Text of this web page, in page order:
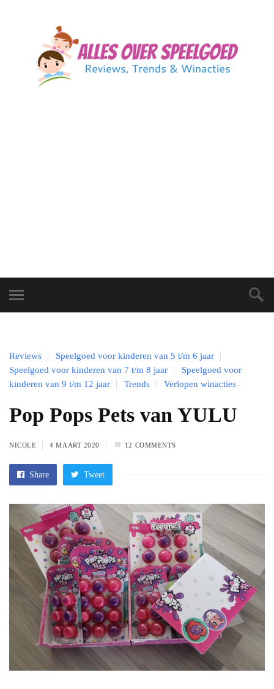
Reviews
Speelgoed voor kinderen van 5 t/m 6 jaar
Speelgoed voor kinderen van 7 t/m 8 jaar
Speelgoed voor
kinderen van 9 t/m 12 jaar
Trends Verlopen winacties
Pop Pops Pets van YULU
NICOLE 4 MAART 2020 12 COMMENTS
Share Tweet